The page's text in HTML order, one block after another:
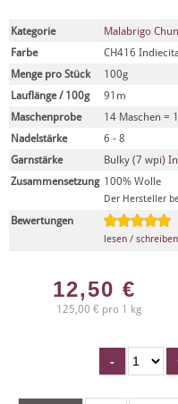
Kategorie
Malabrigo
Farbe
CH416
Menge pro Stück
100g
Lauflänge / 100g
91m
Maschenprobe
14 Maschen =
Nadelstärke
6 - 8
Garnstärke
Bulky (7 wpi)
Zusammensetzung 100% Wolle
Der Hersteller
Bewertungen
lesen / schreiben
12,50 €
125,00 € pro 1 kg